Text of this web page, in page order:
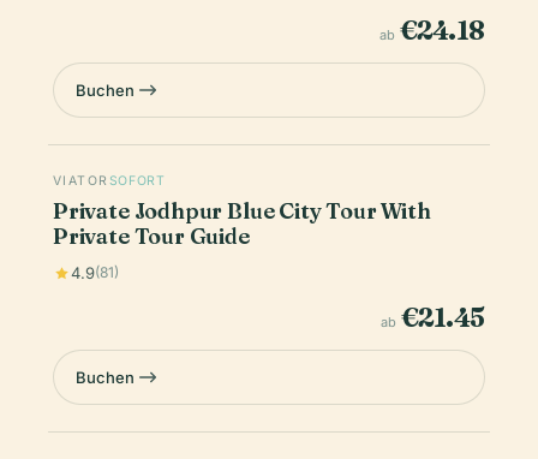
ab €24.18
Buchen
VIATOR SOFORT
Private Jodhpur Blue City Tour With
Private Tour Guide
4.9(81)
ab €21.45
Buchen